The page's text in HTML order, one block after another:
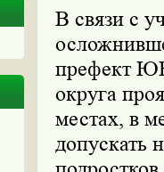
В связи с
префект
округа
местах, в
допускать